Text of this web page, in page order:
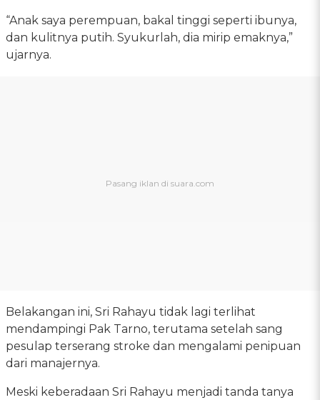
“Anak saya perempuan, bakal tinggi seperti ibunya,
dan kulitnya putih. Syukurlah, dia mirip emaknya,”
ujarnya.
Belakangan ini, Sri Rahayu tidak lagi terlihat
mendampingi Pak Tarno, terutama setelah sang
pesulap terserang stroke dan mengalami penipuan
dari manajernya.
Meski keberadaan Sri Rahayu menjadi tanda tanya